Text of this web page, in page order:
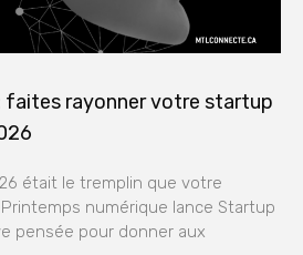
rayonner votre startup
était le tremplin que votre
numérique lance Startup
pensée pour donner aux